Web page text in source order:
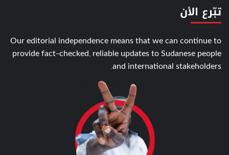
تبّرع الأن
Our editorial independence means that we can continue to
provide fact-checked, reliable updates to Sudanese people
and international stakeholders.